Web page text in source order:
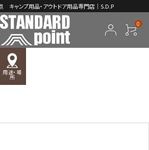
キャンプ用品・アウトドア用品専門店｜S.D.P
0
用途・場
所